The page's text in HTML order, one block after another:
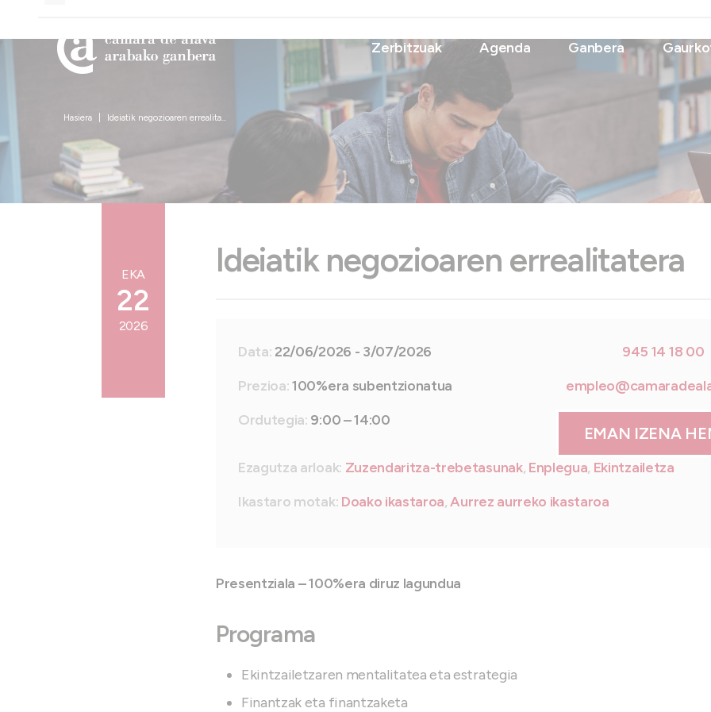
Zerbitzuak Agenda Ganbera
Hasiera Ideiatik negozioaren errealita...
EKA
22
2026
Ideiatik negozioaren errealitatera
Data:22/06/2026 - 3/07/2026
Prezioa:100%era subentzionatua
Ordutegia: 9:00 – 14:00
945 14 18 00
EMAN IZENA
Ezagutza arloak: Zuzendaritza-trebetasunak, Enplegua, Ekintzailetza
Ikastaro motak: Doako ikastaroa,Aurrez aurreko ikastaroa
Presentziala – 100%era diruz lagundua
Programa
Ekintzailetzaren mentalitatea eta estrategia
Finantzak eta finantzaketa